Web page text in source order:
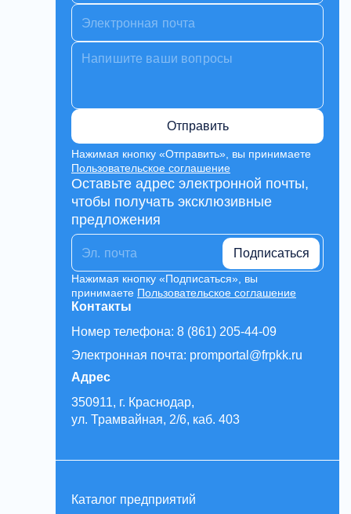
Контакты
Номер телефона: 8 (861) 205-44-09
Электронная почта: promportal@frpkk.ru
Адрес
350911, г. Краснодар,
ул. Трамвайная, 2/6, каб. 403
Отправить
Нажимая кнопку «Отправить», вы принимаете
Пользовательское соглашение
Оставьте адрес электронной почты,
чтобы получать эксклюзивные
предложения
Подписаться
Нажимая кнопку «Подписаться», вы
принимаете Пользовательское соглашение
Каталог предприятий